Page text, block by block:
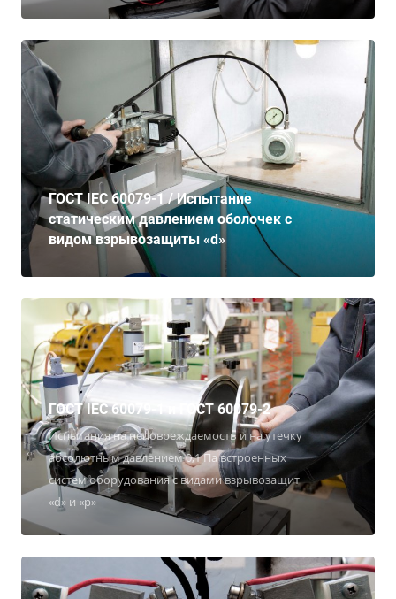
ГОСТ IEC 60079-1 / Испытание
статическим давлением оболочек с
видом взрывозащиты «d»
ГОСТ IEC 60079-1 и ГОСТ 60079-2
Испытания на неповреждаемость и на утечку
абсолютным давлением 0,1 Па встроенных
систем оборудования с видами взрывозащит
«d» и «p»